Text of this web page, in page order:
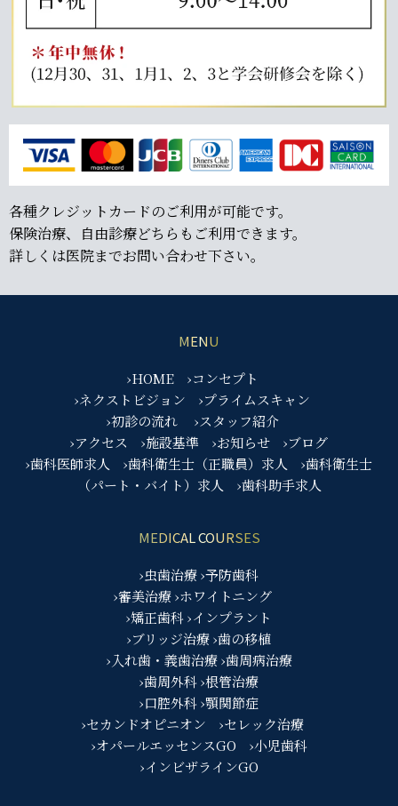
各種クレジットカードのご利用が可能です。
保険治療、自由診療どちらもご利用できます。
詳しくは医院までお問い合わせ下さい。
MENU
›HOME
›コンセプト
›ネクストビジョン
›プライムスキャン
›初診の流れ
›スタッフ紹介
›アクセス
›施設基準 ›お知らせ
›ブログ
›歯科医師求人
›歯科衛生士（正職員）求人
›歯科衛生士
（パート・バイト）求人
›歯科助手求人
MEDICAL COURSES
›虫歯治療›予防歯科
›審美治療 ›ホワイトニング
›矯正歯科›インプラント
›ブリッジ治療›歯の移植
›入れ歯・義歯治療 ›歯周病治療
›歯周外科›根管治療
›口腔外科›顎関節症
›セカンドオピニオン
›セレック治療
›オパールエッセンスGO
›小児歯科
›インビザラインGO